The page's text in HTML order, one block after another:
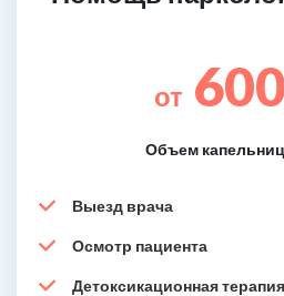
от
Объем
Выезд врача
Осмотр пациента
Детоксикационная терапия